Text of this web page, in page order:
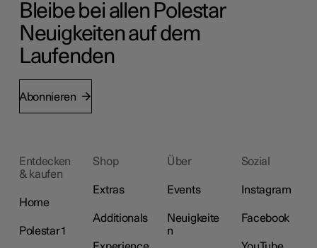
Bleibe bei allen Polestar
Neuigkeiten auf dem
Laufenden
Abonnieren
Entdecken
& kaufen
Home
Polestar 1
Shop
Extras
Additionals
Über
Events
Neuigkeite
n
Sozial
Instagram
Facebook